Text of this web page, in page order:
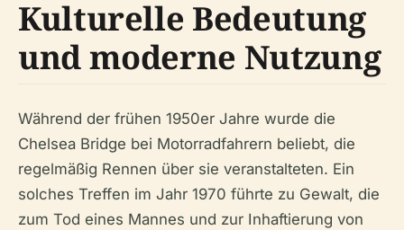
Kulturelle Bedeutung
und moderne Nutzung
Während der frühen 1950er Jahre wurde die
Chelsea Bridge bei Motorradfahrern beliebt, die
regelmäßig Rennen über sie veranstalteten. Ein
solches Treffen im Jahr 1970 führte zu Gewalt, die
zum Tod eines Mannes und zur Inhaftierung von